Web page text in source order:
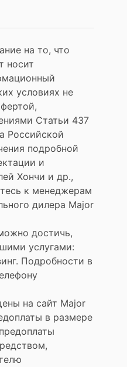
на то, что
носит
условиях не
Статьи 437
Российской
подробной
и
Хончи и др.,
к менеджерам
дилера Major
достичь,
услугами:
Подробности в
на сайт Major
в размере